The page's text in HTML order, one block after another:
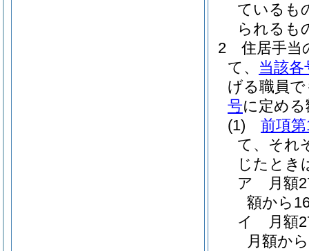
ているも
られるも
2
住居手当
て、 当該各
げる職員
号に定め
(1)
前項
て、それ
じたとき
ア
月額
額から
イ
月額
月額か